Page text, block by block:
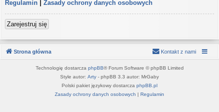
Regulamin | Zasady ochrony danych osobowych
Zarejestruj się
Strona główna Kontakt z nami
Technologię dostarcza phpBB® Forum Software © phpBB Limited
Style autor: Arty - phpBB 3.3 autor: MrGaby
Polski pakiet językowy dostarcza phpBB.pl
Zasady ochrony danych osobowych | Regulamin